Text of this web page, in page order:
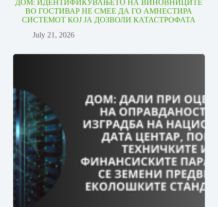
ДОМ: ИДЕНТИФИКУВАЊЕТО НА ВИНОВНИЦИТЕ
ВО ГОСТИВАР НЕ СМЕЕ ДА ГО АМНЕСТИРА
СИСТЕМОТ КОЈ ЈА ДОЗВОЛИ КАТАСТРОФАТА
July 21, 2026